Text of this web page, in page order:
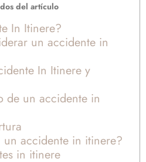
del artículo
In Itinere?
un accidente in
In Itinere y
de un accidente in
accidente in itinere?
in itinere